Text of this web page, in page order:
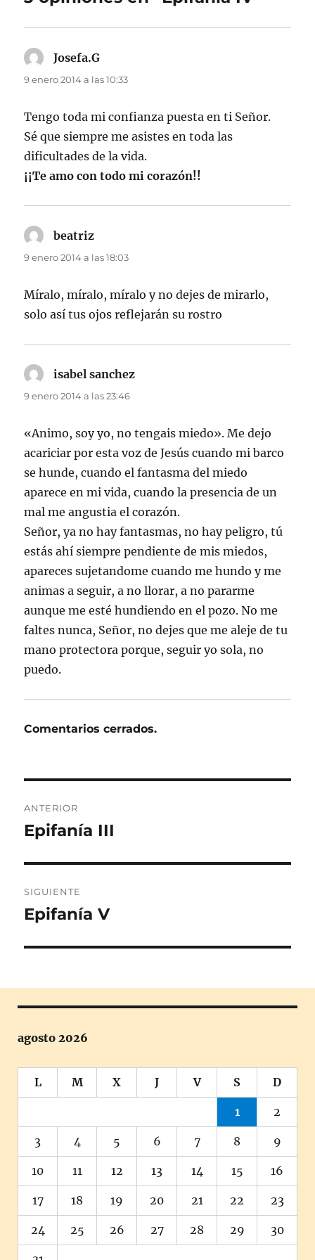
Josefa.G
9 enero 2014 a las 10:33
Tengo toda mi confianza puesta en ti Señor.
Sé que siempre me asistes en toda las
dificultades de la vida.
¡¡Te amo con todo mi corazón!!
beatriz
9 enero 2014 a las 18:03
Míralo, míralo, míralo y no dejes de mirarlo,
solo así tus ojos reflejarán su rostro
isabel sanchez
9 enero 2014 a las 23:46
«Animo, soy yo, no tengais miedo». Me dejo
acariciar por esta voz de Jesús cuando mi barco
se hunde, cuando el fantasma del miedo
aparece en mi vida, cuando la presencia de un
mal me angustia el corazón.
Señor, ya no hay fantasmas, no hay peligro, tú
estás ahí siempre pendiente de mis miedos,
apareces sujetandome cuando me hundo y me
animas a seguir, a no llorar, a no pararme
aunque me esté hundiendo en el pozo. No me
faltes nunca, Señor, no dejes que me aleje de tu
mano protectora porque, seguir yo sola, no
puedo.
Comentarios cerrados.
de
ANTERIOR
Entrada
Epifanía III
SIGUIENTE
Entrada
Epifanía V
agosto 2026
L M X J V S D
1 2
3 4 5 6 7 8 9
10 11 12 13 14 15 16
17 18 19 20 21 22 23
24 25 26 27 28 29 30